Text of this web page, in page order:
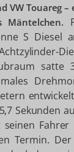
VW Touareg
Mäntelchen.
S Diesel
satte
Sekunden
Fahrer
Termin.